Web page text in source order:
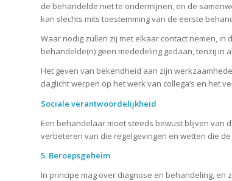
de behandelde niet te ondermijnen, en de
kan slechts mits toestemming van de eerste
Waar nodig zullen zij met elkaar contact nemen,
behandelde(n) geen mededeling gedaan, tenzij in
Het geven van bekendheid aan zijn
daglicht werpen op het werk van collega’s en het
Sociale verantwoordelijkheid
Een behandelaar moet steeds bewust blijven van
verbeteren van die regelgevingen en wetten die
5. Beroepsgeheim
In principe mag over diagnose en behandeling,